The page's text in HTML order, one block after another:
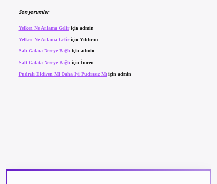
Son yorumlar
Yelken Ne Anlama Geliriçin admin
Yelken Ne Anlama Geliriçin Yıldırım
Salt Galata Nereye Bağlıiçin admin
Salt Galata Nereye Bağlı için İmren
Pudralı Eldiven Mi Daha Iyi Pudrasız Mı için admin